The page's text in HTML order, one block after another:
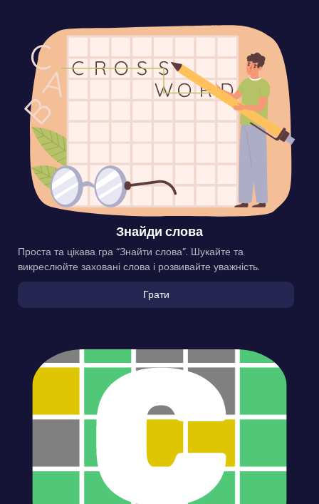
Знайди слова
Проста та цікава гра “Знайти слова”. Шукайте та
викреслюйте заховані слова і розвивайте уважність.
Грати